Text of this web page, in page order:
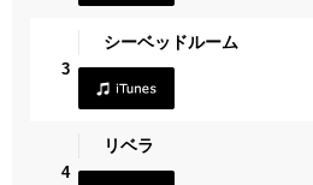
3
シーベッドルーム
4
リベラ